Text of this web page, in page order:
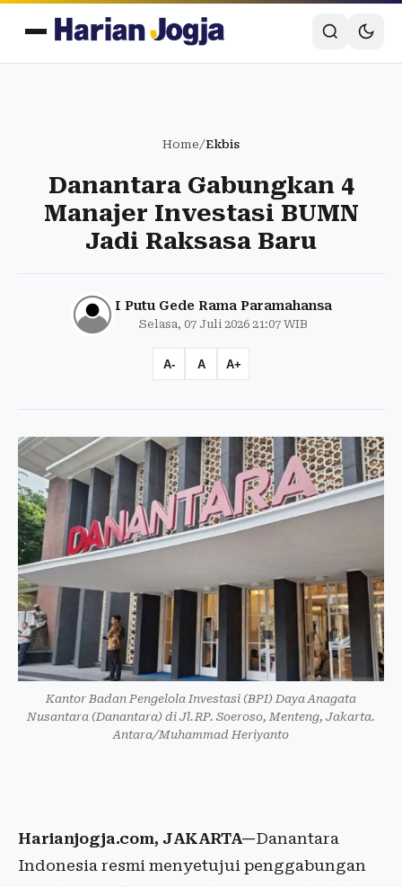
Home/Ekbis
Danantara Gabungkan 4
Manajer Investasi BUMN
Jadi Raksasa Baru
I Putu Gede Rama Paramahansa
Selasa, 07 Juli 2026 21:07 WIB
A- A A+
Kantor Badan Pengelola Investasi (BPI) Daya Anagata
Nusantara (Danantara) di Jl.RP. Soeroso, Menteng, Jakarta.
Antara/Muhammad Heriyanto
Harianjogja.com, JAKARTA—Danantara
Indonesia resmi menyetujui penggabungan